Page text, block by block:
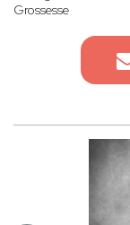
Grossesse